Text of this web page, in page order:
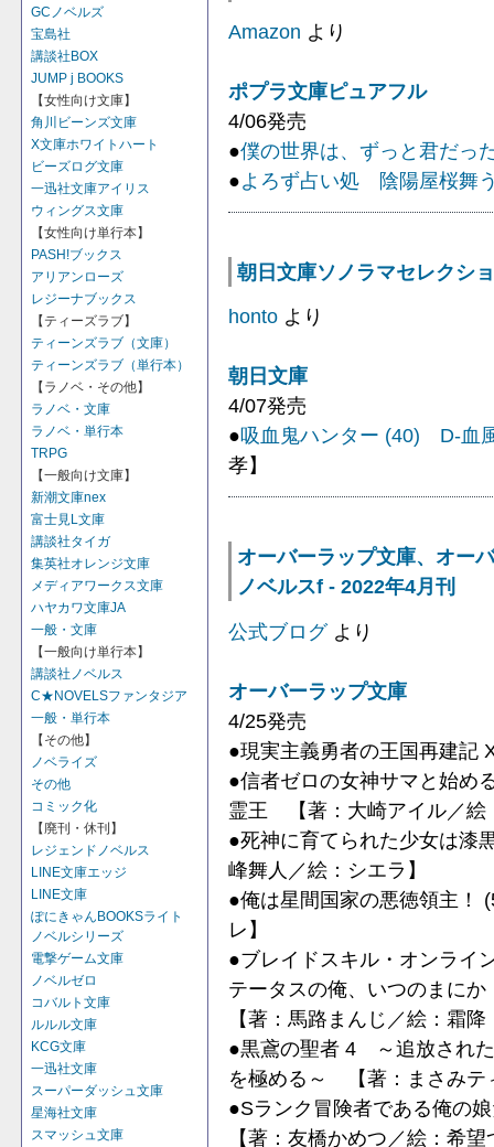
GCノベルズ
宝島社
講談社BOX
JUMP j BOOKS
【女性向け文庫】
角川ビーンズ文庫
X文庫ホワイトハート
ビーズログ文庫
一迅社文庫アイリス
ウィングス文庫
【女性向け単行本】
PASH!ブックス
アリアンローズ
レジーナブックス
【ティーズラブ】
ティーンズラブ（文庫）
ティーンズラブ（単行本）
【ラノベ・その他】
ラノベ・文庫
ラノベ・単行本
TRPG
【一般向け文庫】
新潮文庫nex
富士見L文庫
講談社タイガ
集英社オレンジ文庫
メディアワークス文庫
ハヤカワ文庫JA
一般・文庫
【一般向け単行本】
講談社ノベルス
C★NOVELSファンタジア
一般・単行本
【その他】
ノベライズ
その他
コミック化
【廃刊・休刊】
レジェンドノベルス
LINE文庫エッジ
LINE文庫
ぽにきゃんBOOKSライト
ノベルシリーズ
電撃ゲーム文庫
ノベルゼロ
コバルト文庫
ルルル文庫
KCG文庫
一迅社文庫
スーパーダッシュ文庫
星海社文庫
スマッシュ文庫
Amazon より
ポプラ文庫ピュアフル
4/06発売
●僕の世界は、ずっと君だっ
●よろず占い処 陰陽屋桜舞
朝日文庫ソノラマセレクシ
honto より
朝日文庫
4/07発売
●吸血鬼ハンター (40) D-血
孝】
オーバーラップ文庫、オー
ノベルスf - 2022年4月刊
公式ブログより
オーバーラップ文庫
4/25発売
●現実主義勇者の王国再建
●信者ゼロの女神サマと始
霊王 【著：大崎アイル／絵
●死神に育てられた少女は
峰舞人／絵：シエラ】
●俺は星間国家の悪徳領主
レ】
●ブレイドスキル・オンラ
テータスの俺、いつのまに
【著：馬路まんじ／絵：霜
●黒鳶の聖者 4 ～追放され
を極める～ 【著：まさみテ
●Sランク冒険者である俺の
【著：友橋かめつ／絵：希